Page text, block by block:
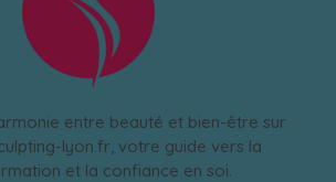
entre beauté et bien-être sur
lyon.fr, votre guide vers la
et la confiance en soi.